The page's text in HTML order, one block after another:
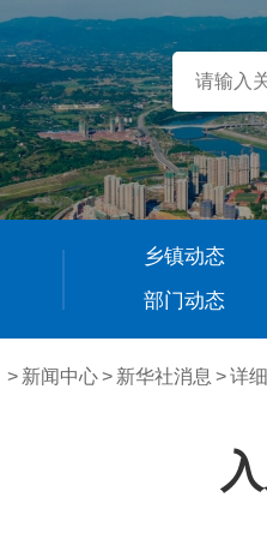
乡镇动态
部门动态
> 新闻中心> 新华社消息 >详